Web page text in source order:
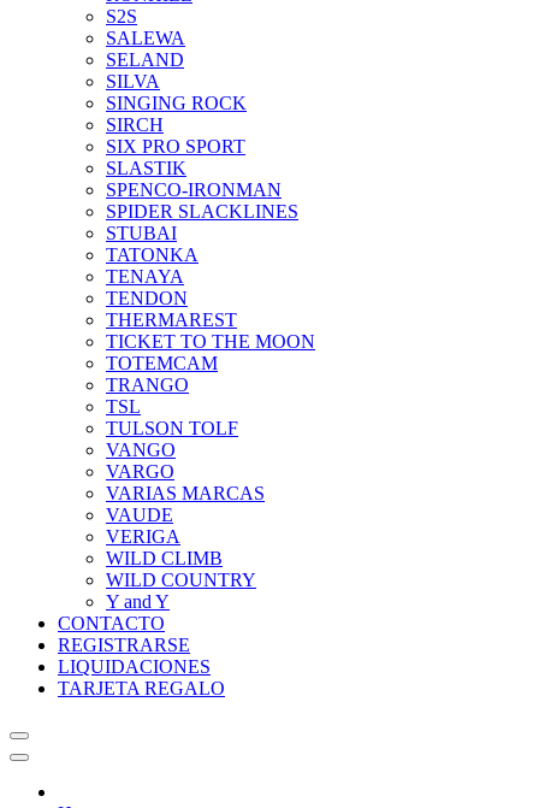
S2S
SALEWA
SELAND
SILVA
SINGING ROCK
SIRCH
SIX PRO SPORT
SLASTIK
SPENCO-IRONMAN
SPIDER SLACKLINES
STUBAI
TATONKA
TENAYA
TENDON
THERMAREST
TICKET TO THE MOON
TOTEMCAM
TRANGO
TSL
TULSON TOLF
VANGO
VARGO
VARIAS MARCAS
VAUDE
VERIGA
WILD CLIMB
WILD COUNTRY
Y and Y
CONTACTO
REGISTRARSE
LIQUIDACIONES
TARJETA REGALO